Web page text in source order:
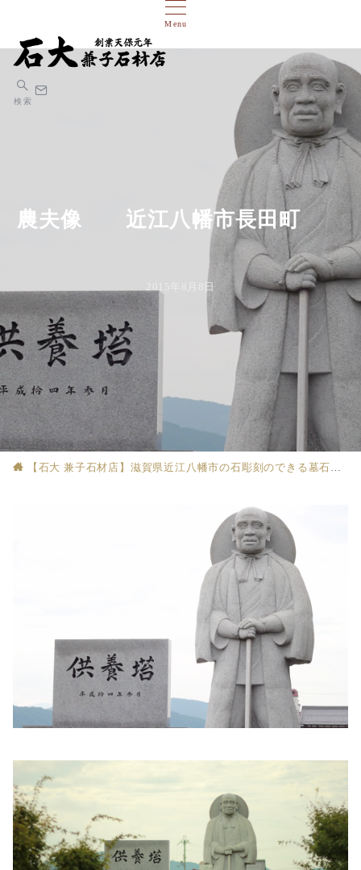
Menu
検索
農夫像 近江八幡市長田町
2015年8月8日
【石大 兼子石材店】滋賀県近江八幡市の石彫刻のできる墓石店